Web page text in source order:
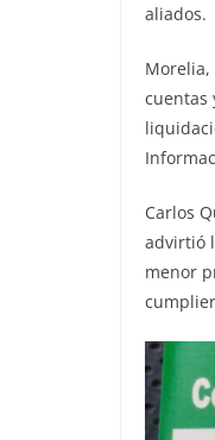
aliados.
cuentas
Carlos
advirtió
menor